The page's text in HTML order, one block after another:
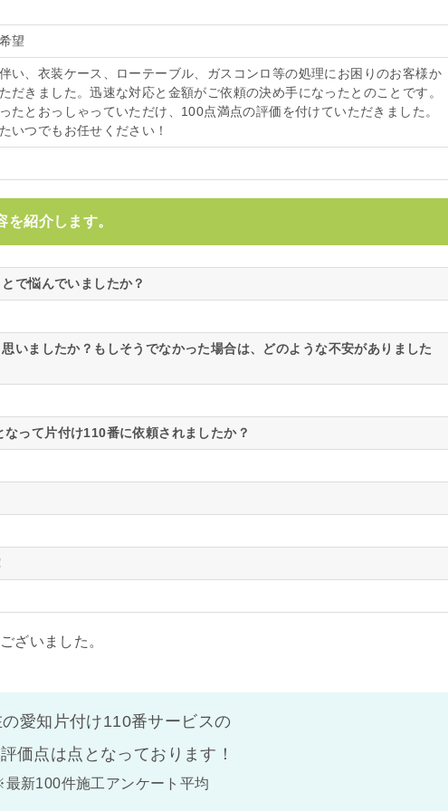
望
い、衣装ケース、ローテーブル、ガスコンロ等の処理にお困りのお客様か
だきました。迅速な対応と金額がご依頼の決め手になったとのことです。
たとおっしゃっていただけ、100点満点の評価を付けていただきました。
いつでもお任せください！
紹介します。
で悩んでいましたか？
いましたか？もしそうでなかった場合は、どのような不安がありました
って片付け110番に依頼されましたか？
ざいました。
愛知片付け110番サービスの
価点は点となっております！
新100件施工アンケート平均